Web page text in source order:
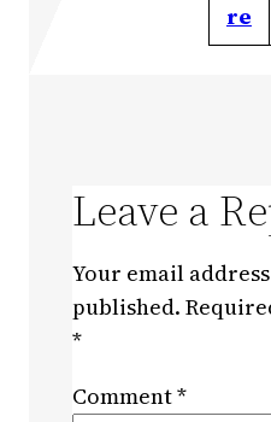
re
Leave a
Your email
published.
*
Comment*